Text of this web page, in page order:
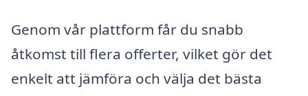
Genom vår plattform får du snabb
åtkomst till flera offerter, vilket gör det
enkelt att jämföra och välja det bästa